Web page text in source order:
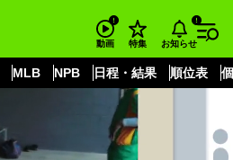
動画 特集 お知らせ
MLB NPB 日程・結果 順位表
もっと見る